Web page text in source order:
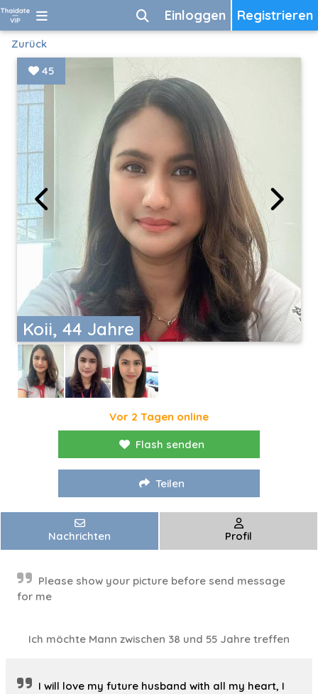
Registrieren
Einloggen
Zurück
Koii, 44 Jahre
45
Vor 2 Tagen online
Flash senden
Teilen
Nachrichten Profil
Please show your picture before send message
for me
Ich möchte Mann zwischen 38 und 55 Jahre treffen
I will love my future husband with all my heart, I